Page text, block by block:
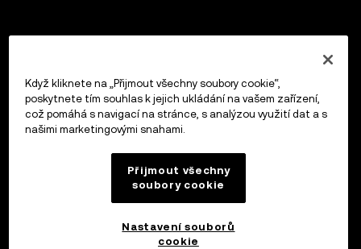
Když kliknete na „Přijmout všechny soubory cookie“,
poskytnete tím souhlas k jejich ukládání na vašem zařízení,
což pomáhá s navigací na stránce, s analýzou využití dat a s
našimi marketingovými snahami.
Přijmout všechny
soubory cookie
Nastavení souborů
cookie